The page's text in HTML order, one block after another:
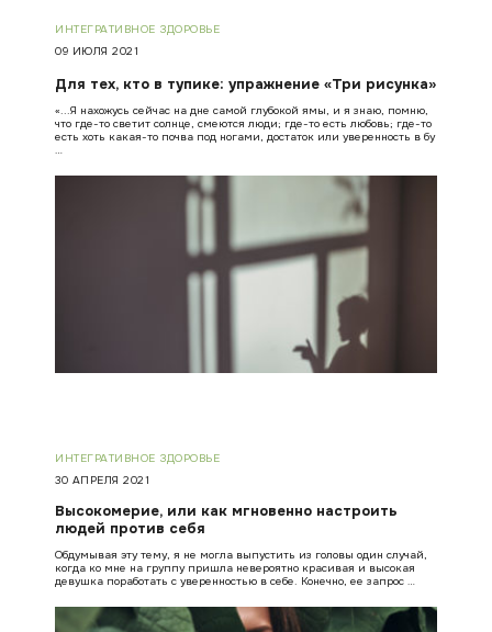
ИНТЕГРАТИВНОЕ ЗДОРОВЬЕ
09 ИЮЛЯ 2021
Для тех, кто в тупике: упражнение «Три рисунка»
«...Я нахожусь сейчас на дне самой глубокой ямы, и я знаю, помню,
что где-то светит солнце, смеются люди; где-то есть любовь; где-то
есть хоть какая-то почва под ногами, достаток или уверенность в бу
…
ИНТЕГРАТИВНОЕ ЗДОРОВЬЕ
30 АПРЕЛЯ 2021
Высокомерие, или как мгновенно настроить
людей против себя
Обдумывая эту тему, я не могла выпустить из головы один случай,
когда ко мне на группу пришла невероятно красивая и высокая
девушка поработать с уверенностью в себе. Конечно, ее запрос …